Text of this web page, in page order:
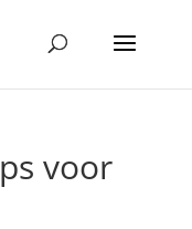
voor